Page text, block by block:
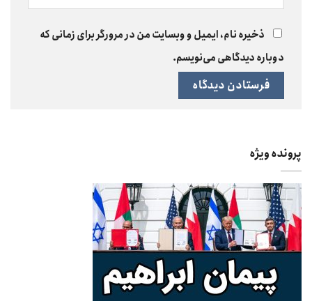
ذخیره نام، ایمیل و وبسایت من در مرورگر برای زمانی که
دوباره دیدگاهی می‌نویسم.
پرونده ویژه